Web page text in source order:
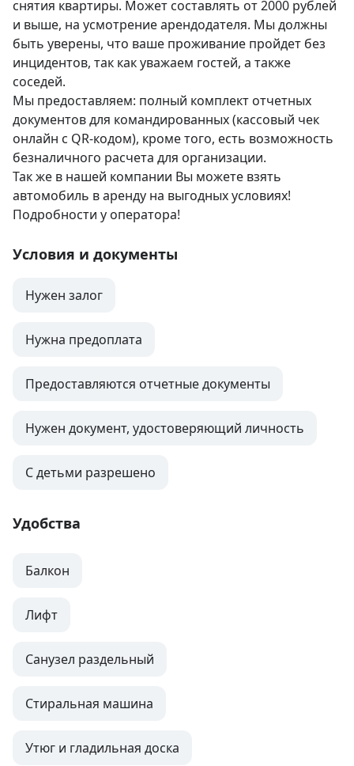
снятия квартиры. Может составлять от 2000 рублей
и выше, на усмотрение арендодателя. Мы должны
быть уверены, что ваше проживание пройдет без
инцидентов, так как уважаем гостей, а также
соседей.
Мы предоставляем: полный комплект отчетных
документов для командированных (кассовый чек
онлайн с QR-кодом), кроме того, есть возможность
безналичного расчета для организации.
Так же в нашей компании Вы можете взять
автомобиль в аренду на выгодных условиях!
Подробности у оператора!
Условия и документы
Нужен залог
Нужна предоплата
Предоставляются отчетные документы
Нужен документ, удостоверяющий личность
С детьми разрешено
Удобства
Балкон
Лифт
Санузел раздельный
Стиральная машина
Утюг и гладильная доска